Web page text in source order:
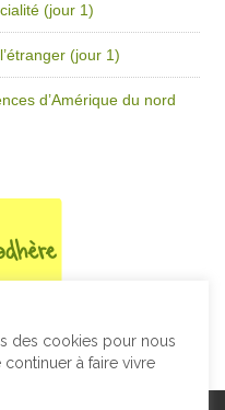
(jour 1)
(jour 1)
d’Amérique du nord
des cookies pour nous
à faire vivre